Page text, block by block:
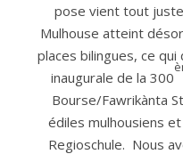
pose vient tout juste
Mulhouse atteint
places bilingues, ce
inaugurale de la 300
Bourse/Fawrikànta
édiles mulhousiens
Regioschule. Nous